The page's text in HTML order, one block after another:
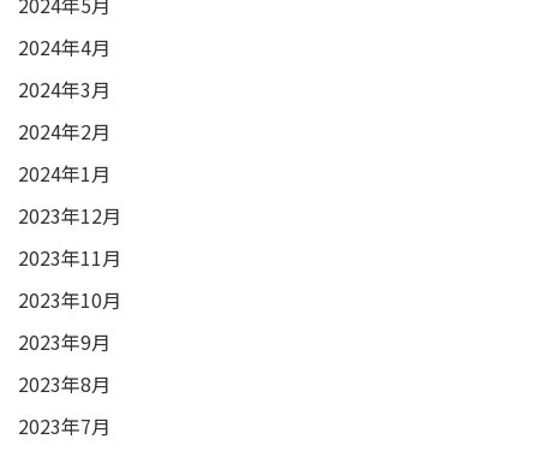
2024年4月
2024年3月
2024年2月
2024年1月
2023年12月
2023年11月
2023年10月
2023年9月
2023年8月
2023年7月